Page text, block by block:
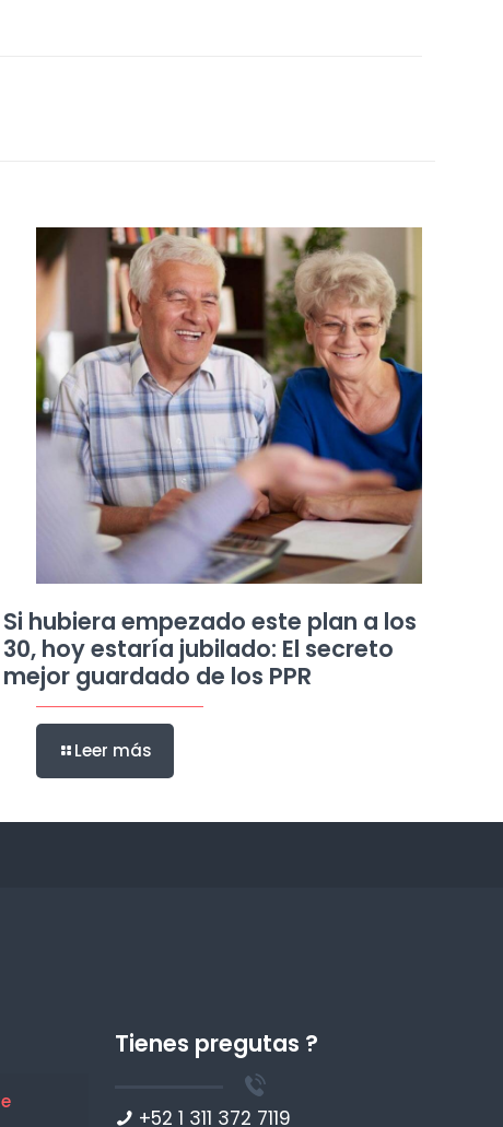
Si hubiera empezado este plan a los
30, hoy estaría jubilado: El secreto
mejor guardado de los PPR
Leer más
Tienes pregutas ?
+52 1 311 372 7119